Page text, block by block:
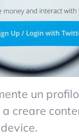
un
creare